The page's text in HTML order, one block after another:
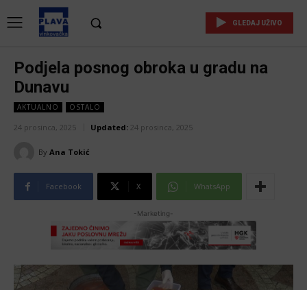
GLEDAJ UŽIVO
Podjela posnog obroka u gradu na
Dunavu
AKTUALNO OSTALO
24 prosinca, 2025 Updated: 24 prosinca, 2025
By Ana Tokić
Facebook X WhatsApp
-Marketing-